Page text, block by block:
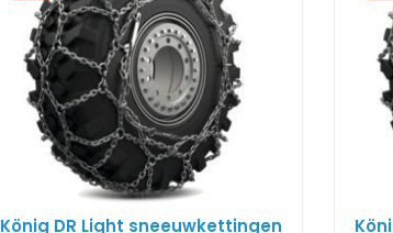
König DR Light sneeuwkettingen